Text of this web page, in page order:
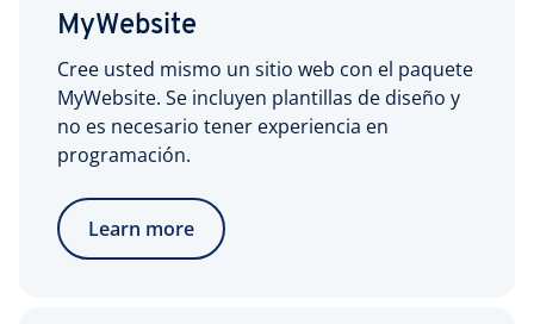
MyWebsite
Cree usted mismo un sitio web con el paquete
MyWebsite. Se incluyen plantillas de diseño y
no es necesario tener experiencia en
programación.
Learn more